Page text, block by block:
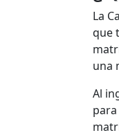
La
que
una
Al